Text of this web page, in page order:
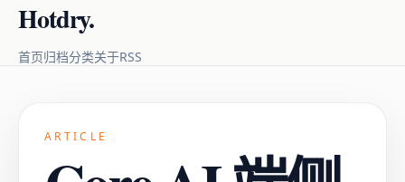
Hotdry.
首页归档分类关于RSS
ARTICLE